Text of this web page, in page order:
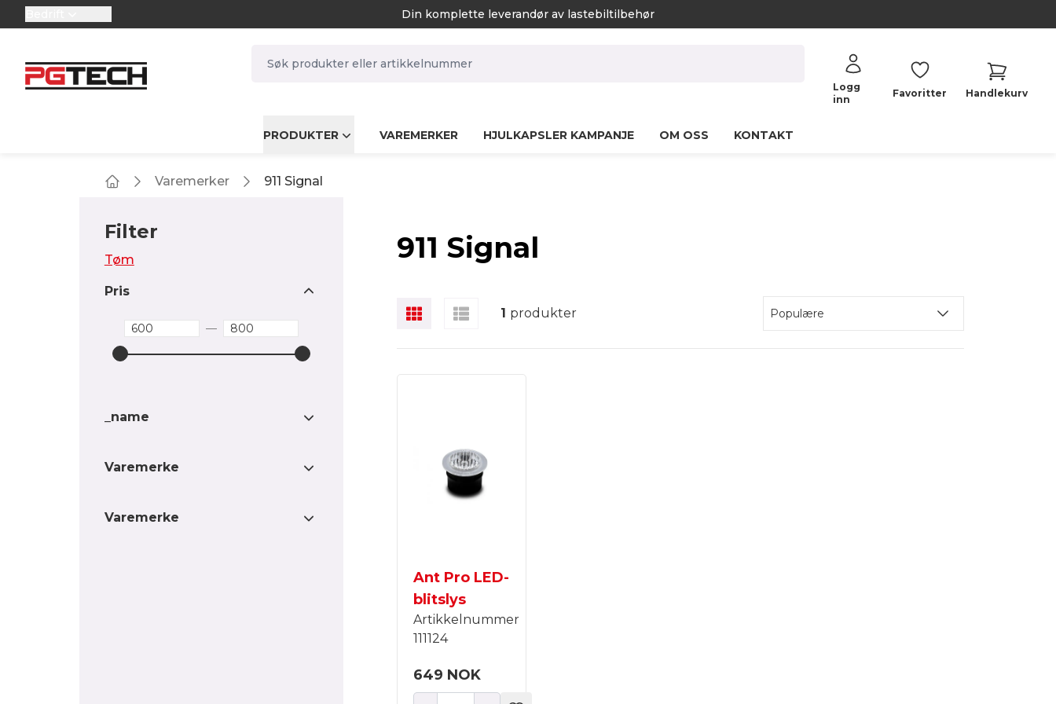
selector.vat
Din komplette leverandør av lastebiltilbehør
Logg
inn
Favoritter Handlekurv
PRODUKTER VAREMERKER HJULKAPSLER KAMPANJE OM OSS KONTAKT
Varemerker 911 Signal
Filter
Tøm
Pris
—
_name
Varemerke
Varemerke
911 Signal
1 produkter Populære
Ant Pro LED-
blitslys
Artikkelnummer
111124
649 NOK